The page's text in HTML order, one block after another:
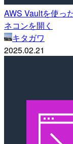
AWS Vaultを使っ
ネコンを開く
キタガワ
2025.02.21